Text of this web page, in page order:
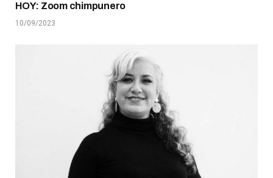
HOY: Zoom chimpunero
10/09/2023